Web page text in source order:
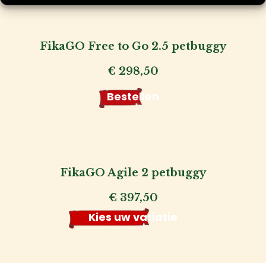
FikaGO Free to Go 2.5 petbuggy
€ 298,50
Bestellen
FikaGO Agile 2 petbuggy
€ 397,50
Kies uw variatie